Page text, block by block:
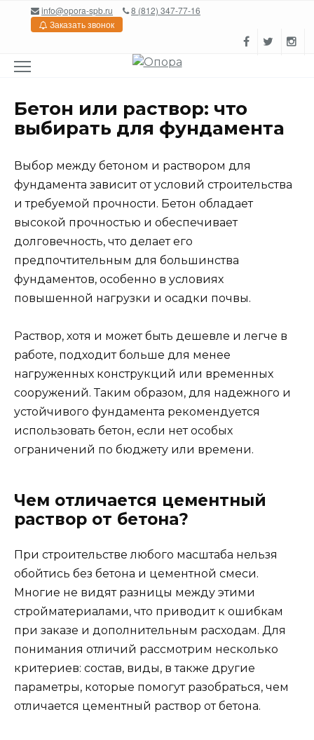
Перейтиinfo@opora-spb.ru
8 (812) 347-77-16
Заказать звонок
Бетон или раствор: что
выбирать для фундамента
Выбор между бетоном и раствором для
фундамента зависит от условий строительства
и требуемой прочности. Бетон обладает
высокой прочностью и обеспечивает
долговечность, что делает его
предпочтительным для большинства
фундаментов, особенно в условиях
повышенной нагрузки и осадки почвы.
Раствор, хотя и может быть дешевле и легче в
работе, подходит больше для менее
нагруженных конструкций или временных
сооружений. Таким образом, для надежного и
устойчивого фундамента рекомендуется
использовать бетон, если нет особых
ограничений по бюджету или времени.
Чем отличается цементный
раствор от бетона?
При строительстве любого масштаба нельзя
обойтись без бетона и цементной смеси.
Многие не видят разницы между этими
стройматериалами, что приводит к ошибкам
при заказе и дополнительным расходам. Для
понимания отличий рассмотрим несколько
критериев: состав, виды, в также другие
параметры, которые помогут разобраться, чем
отличается цементный раствор от бетона.